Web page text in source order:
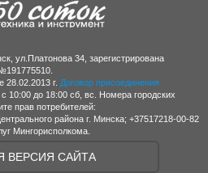
ул.Платонова 34, зарегистрирована
28.02.2013 г. Договор присоединения
10:00 до 18:00 сб, вс. Номера городских
прав потребителей:
района г. Минска; +37517218-00-82
Мингорисполкома.
ВЕРСИЯ САЙТА